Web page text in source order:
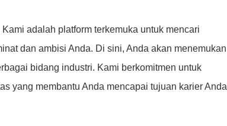
adalah platform terkemuka untuk mencari
dan ambisi Anda. Di sini, Anda akan menemukan
bidang industri. Kami berkomitmen untuk
yang membantu Anda mencapai tujuan karier Anda